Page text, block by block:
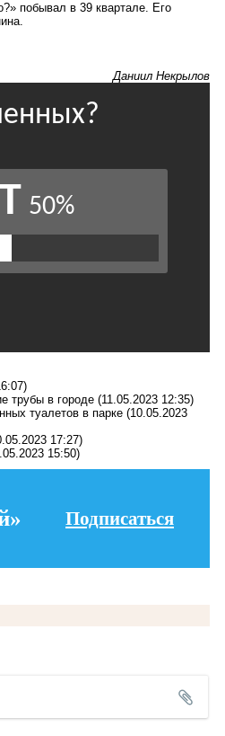
побывал в 39 квартале. Его
Даниил Некрылов
трубы в городе (11.05.2023 12:35)
туалетов в парке (10.05.2023
17:27)
15:50)
Подписаться